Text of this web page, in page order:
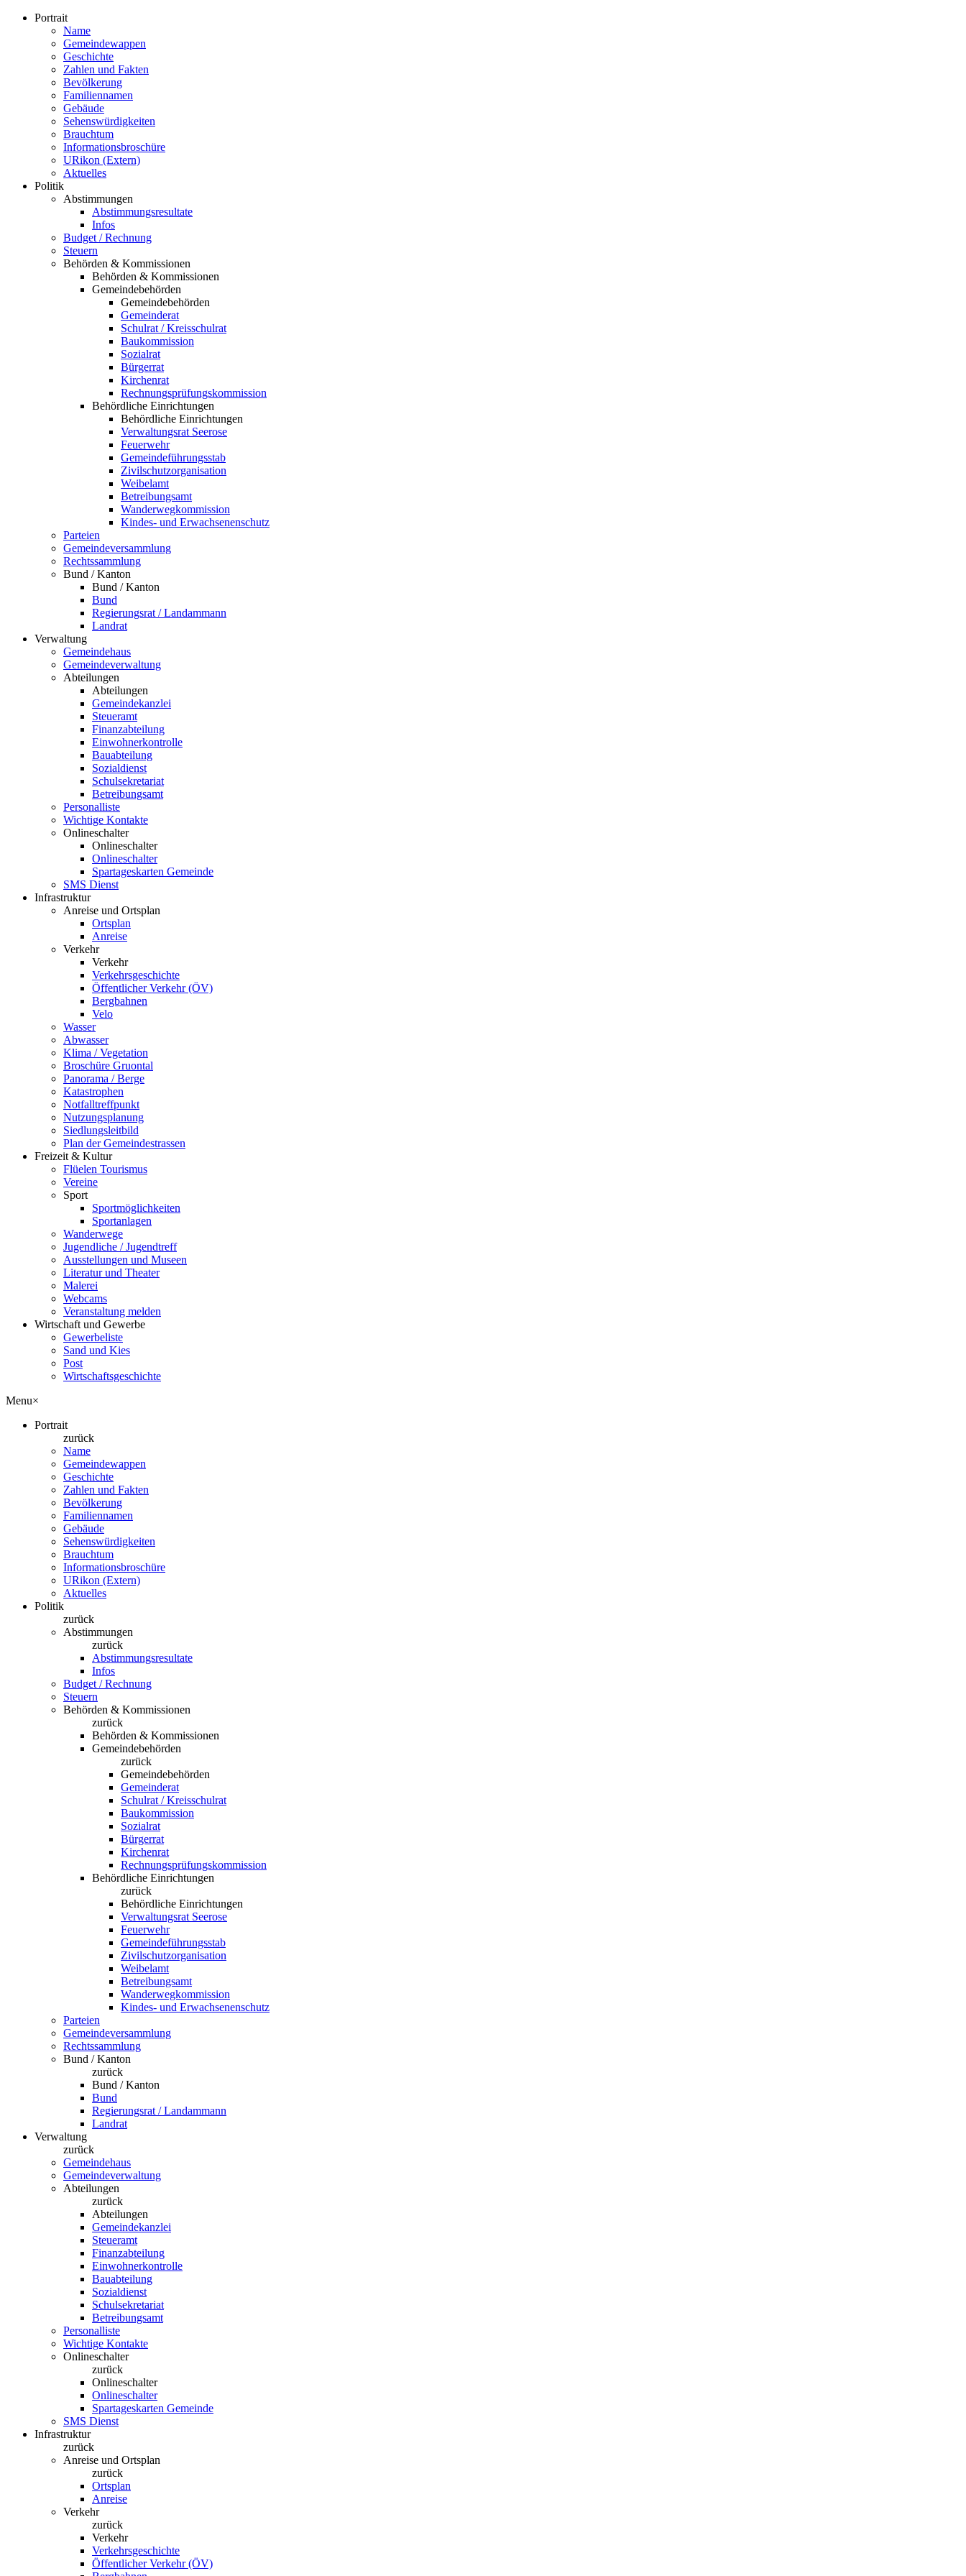
Portrait
Name
Gemeindewappen
Geschichte
Zahlen und Fakten
Bevölkerung
Familiennamen
Gebäude
Sehenswürdigkeiten
Brauchtum
Informationsbroschüre
URikon (Extern)
Aktuelles
Politik
Abstimmungen
Abstimmungsresultate
Infos
Budget / Rechnung
Steuern
Behörden & Kommissionen
Behörden & Kommissionen
Gemeindebehörden
Gemeindebehörden
Gemeinderat
Schulrat / Kreisschulrat
Baukommission
Sozialrat
Bürgerrat
Kirchenrat
Rechnungsprüfungskommission
Behördliche Einrichtungen
Behördliche Einrichtungen
Verwaltungsrat Seerose
Feuerwehr
Gemeindeführungsstab
Zivilschutzorganisation
Weibelamt
Betreibungsamt
Wanderwegkommission
Kindes- und Erwachsenenschutz
Parteien
Gemeindeversammlung
Rechtssammlung
Bund / Kanton
Bund / Kanton
Bund
Regierungsrat / Landammann
Landrat
Verwaltung
Gemeindehaus
Gemeindeverwaltung
Abteilungen
Abteilungen
Gemeindekanzlei
Steueramt
Finanzabteilung
Einwohnerkontrolle
Bauabteilung
Sozialdienst
Schulsekretariat
Betreibungsamt
Personalliste
Wichtige Kontakte
Onlineschalter
Onlineschalter
Onlineschalter
Spartageskarten Gemeinde
SMS Dienst
Infrastruktur
Anreise und Ortsplan
Ortsplan
Anreise
Verkehr
Verkehr
Verkehrsgeschichte
Öffentlicher Verkehr (ÖV)
Bergbahnen
Velo
Wasser
Abwasser
Klima / Vegetation
Broschüre Gruontal
Panorama / Berge
Katastrophen
Notfalltreffpunkt
Nutzungsplanung
Siedlungsleitbild
Plan der Gemeindestrassen
Freizeit & Kultur
Flüelen Tourismus
Vereine
Sport
Sportmöglichkeiten
Sportanlagen
Wanderwege
Jugendliche / Jugendtreff
Ausstellungen und Museen
Literatur und Theater
Malerei
Webcams
Veranstaltung melden
Wirtschaft und Gewerbe
Gewerbeliste
Sand und Kies
Post
Wirtschaftsgeschichte
Menu×
Portrait
zurück
Name
Gemeindewappen
Geschichte
Zahlen und Fakten
Bevölkerung
Familiennamen
Gebäude
Sehenswürdigkeiten
Brauchtum
Informationsbroschüre
URikon (Extern)
Aktuelles
Politik
zurück
Abstimmungen
zurück
Abstimmungsresultate
Infos
Budget / Rechnung
Steuern
Behörden & Kommissionen
zurück
Behörden & Kommissionen
Gemeindebehörden
zurück
Gemeindebehörden
Gemeinderat
Schulrat / Kreisschulrat
Baukommission
Sozialrat
Bürgerrat
Kirchenrat
Rechnungsprüfungskommission
Behördliche Einrichtungen
zurück
Behördliche Einrichtungen
Verwaltungsrat Seerose
Feuerwehr
Gemeindeführungsstab
Zivilschutzorganisation
Weibelamt
Betreibungsamt
Wanderwegkommission
Kindes- und Erwachsenenschutz
Parteien
Gemeindeversammlung
Rechtssammlung
Bund / Kanton
zurück
Bund / Kanton
Bund
Regierungsrat / Landammann
Landrat
Verwaltung
zurück
Gemeindehaus
Gemeindeverwaltung
Abteilungen
zurück
Abteilungen
Gemeindekanzlei
Steueramt
Finanzabteilung
Einwohnerkontrolle
Bauabteilung
Sozialdienst
Schulsekretariat
Betreibungsamt
Personalliste
Wichtige Kontakte
Onlineschalter
zurück
Onlineschalter
Onlineschalter
Spartageskarten Gemeinde
SMS Dienst
Infrastruktur
zurück
Anreise und Ortsplan
zurück
Ortsplan
Anreise
Verkehr
zurück
Verkehr
Verkehrsgeschichte
Öffentlicher Verkehr (ÖV)